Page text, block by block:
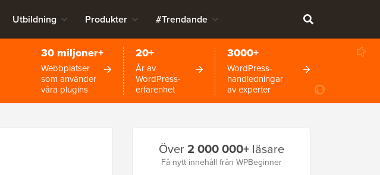
Utbildning Produkter #Trendande
30 miljoner+
Webbplatser
som använder
våra plugins
20+
År av
WordPress-
erfarenhet
3000+
WordPress-
handledningar
av experter
Primär
sidofält
Över2 000 000+läsare
Få nytt innehåll från WPBeginner